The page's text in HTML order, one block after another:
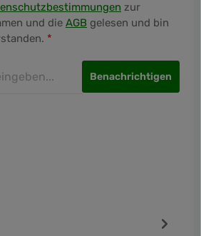
zur
und die AGB gelesen und bin
*
Benachrichtigen